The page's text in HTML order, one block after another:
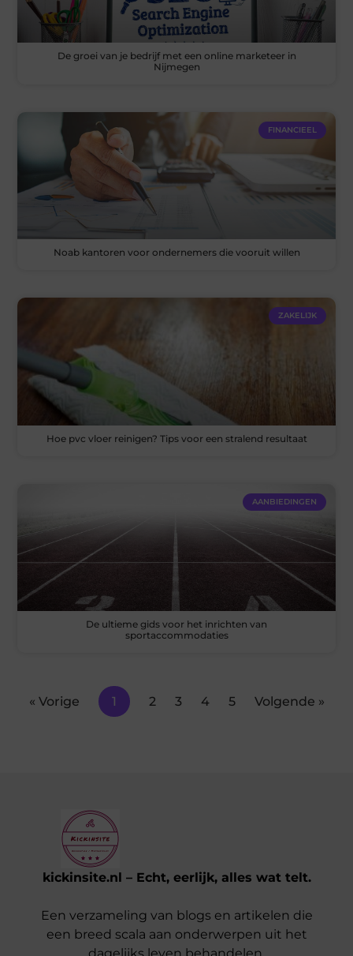
De groei van je bedrijf met een online marketeer in
Nijmegen
FINANCIEEL
Noab kantoren voor ondernemers die vooruit willen
ZAKELIJK
Hoe pvc vloer reinigen? Tips voor een stralend resultaat
AANBIEDINGEN
De ultieme gids voor het inrichten van
sportaccommodaties
« Vorige 1 2 3 4 5 Volgende »
kickinsite.nl – Echt, eerlijk, alles wat telt.
Een verzameling van blogs en artikelen die
een breed scala aan onderwerpen uit het
dagelijks leven behandelen.